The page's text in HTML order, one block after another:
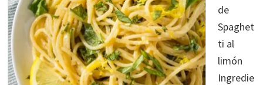
de
Spaghet
ti al
limón
Ingredie